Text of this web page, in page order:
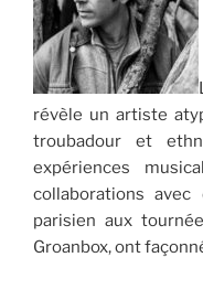
révèle un artiste
troubadour et
expériences
collaborations
parisien aux
Groanbox, ont